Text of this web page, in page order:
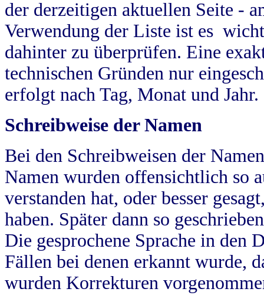
der derzeitigen aktuellen Seite -
Verwendung der Liste ist es
dahinter zu überprüfen. Eine
technischen Gründen nur
erfolgt nach Tag, Monat und Jahr.
Schreibweise der Namen
Bei den Schreibweisen der
Namen wurden offensichtlich so
verstanden hat, oder besser
haben. Später dann so
Die gesprochene Sprache in
Fällen bei denen erkannt wurde,
wurden Korrekturen